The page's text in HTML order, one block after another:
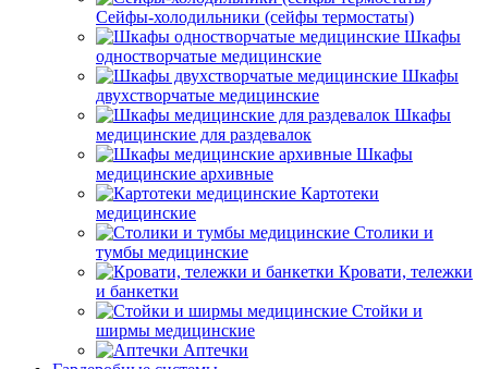
Сейфы-холодильники (сейфы термостаты)
Шкафы
одностворчатые медицинские
Шкафы
двухстворчатые медицинские
Шкафы
медицинские для раздевалок
Шкафы
медицинские архивные
Картотеки
медицинские
Столики и
тумбы медицинские
Кровати, тележки
и банкетки
Стойки и
ширмы медицинские
Аптечки